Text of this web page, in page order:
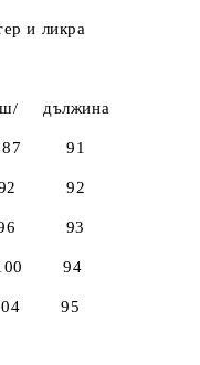
и ликра
дължинa
91
92
93
94
95